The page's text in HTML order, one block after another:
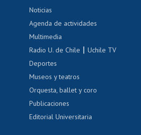
Certificado de renta
Certificado de renta
Acoso laboral, sexual y violencia
Noticias
Agenda de actividades
Multimedia
Radio U. de Chile |Uchile TV
Deportes
Museos y teatros
Orquesta, ballet y coro
Publicaciones
Editorial Universitaria